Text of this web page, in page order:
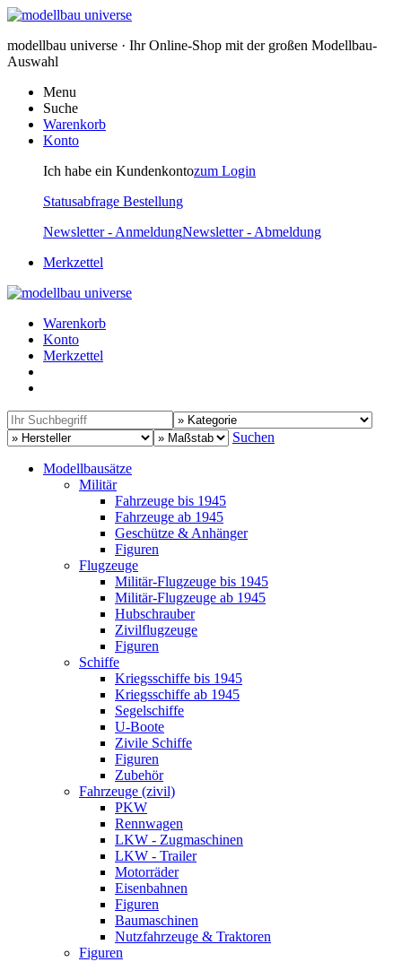
modellbau universe · Ihr Online-Shop mit der großen Modellbau-
Auswahl
Menu
Suche
Warenkorb
Konto
Ich habe ein Kundenkontozum Login
Statusabfrage Bestellung
Newsletter - AnmeldungNewsletter - Abmeldung
Merkzettel
Warenkorb
Konto
Merkzettel
Suchen
Modellbausätze
Militär
Fahrzeuge bis 1945
Fahrzeuge ab 1945
Geschütze & Anhänger
Figuren
Flugzeuge
Militär-Flugzeuge bis 1945
Militär-Flugzeuge ab 1945
Hubschrauber
Zivilflugzeuge
Figuren
Schiffe
Kriegsschiffe bis 1945
Kriegsschiffe ab 1945
Segelschiffe
U-Boote
Zivile Schiffe
Figuren
Zubehör
Fahrzeuge (zivil)
PKW
Rennwagen
LKW - Zugmaschinen
LKW - Trailer
Motorräder
Eisenbahnen
Figuren
Baumaschinen
Nutzfahrzeuge & Traktoren
Figuren